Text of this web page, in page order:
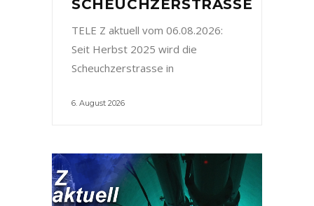
SCHEUCHZERSTRASSE
TELE Z aktuell vom 06.08.2026:
Seit Herbst 2025 wird die
Scheuchzerstrasse in
6. August 2026